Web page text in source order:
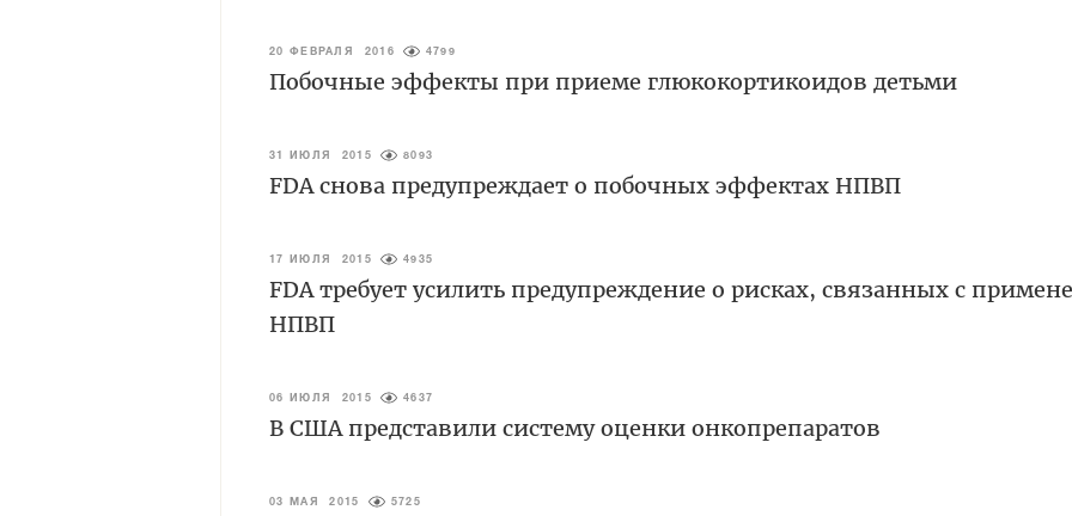
20 ФЕВРАЛЯ 2016 4799
Побочные эффекты при приеме глюкокортикоидов детьми
31 ИЮЛЯ 2015 8093
FDA снова предупреждает о побочных эффектах НПВП
17 ИЮЛЯ 2015 4935
FDA требует усилить предупреждение о рисках, связанных с
НПВП
06 ИЮЛЯ 2015 4637
В США представили систему оценки онкопрепаратов
03 МАЯ 2015 5725